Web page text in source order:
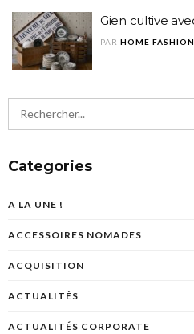
Gien cultive
PAR HOME
Categories
A LA UNE !
ACCESSOIRES NOMADES
ACQUISITION
ACTUALITÉS
ACTUALITÉS CORPORATE